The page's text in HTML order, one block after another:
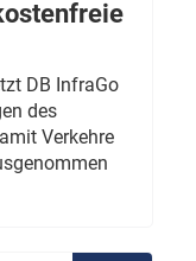
DB InfraGo
des
Verkehre